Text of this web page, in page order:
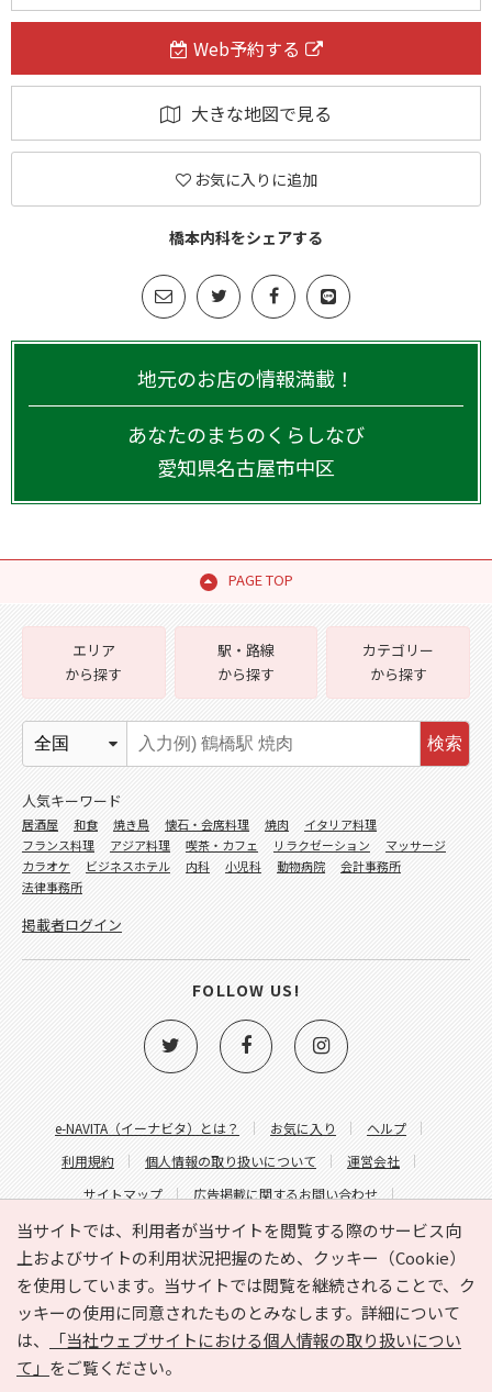
Web予約する
大きな地図で見る
お気に入りに追加
橋本内科をシェアする
地元のお店の情報満載！
あなたのまちのくらしなび
愛知県名古屋市中区
PAGE TOP
当サイトでは、利用者が当サイトを閲覧する際のサービス向
上およびサイトの利用状況把握のため、クッキー（Cookie）
を使用しています。当サイトでは閲覧を継続されることで、ク
ッキーの使用に同意されたものとみなします。詳細について
は、
「当社ウェブサイトにおける個人情報の取り扱いについ
て」 をご覧ください。
e-NAVITA（イーナビタ）とは？ お気に入り
ヘルプ
利用規約
個人情報の取り扱いについて
運営会社
サイトマップ
広告掲載に関するお問い合わせ
サイトの内容に関するお問い合わせ
エリア
から探す
駅・路線
から探す
カテゴリー
から探す
検索
人気キーワード
居酒屋 和食 焼き鳥 懐石・会席料理 焼肉
イタリア料理
フランス料理
アジア料理 喫茶・カフェ リラクゼーション
マッサージ
カラオケ
ビジネスホテル 内科 小児科 動物病院
会計事務所
法律事務所
掲載者ログイン
FOLLOW US!
Copyright © HYOJITO.Co.,Ltd. All Rights Reserved.